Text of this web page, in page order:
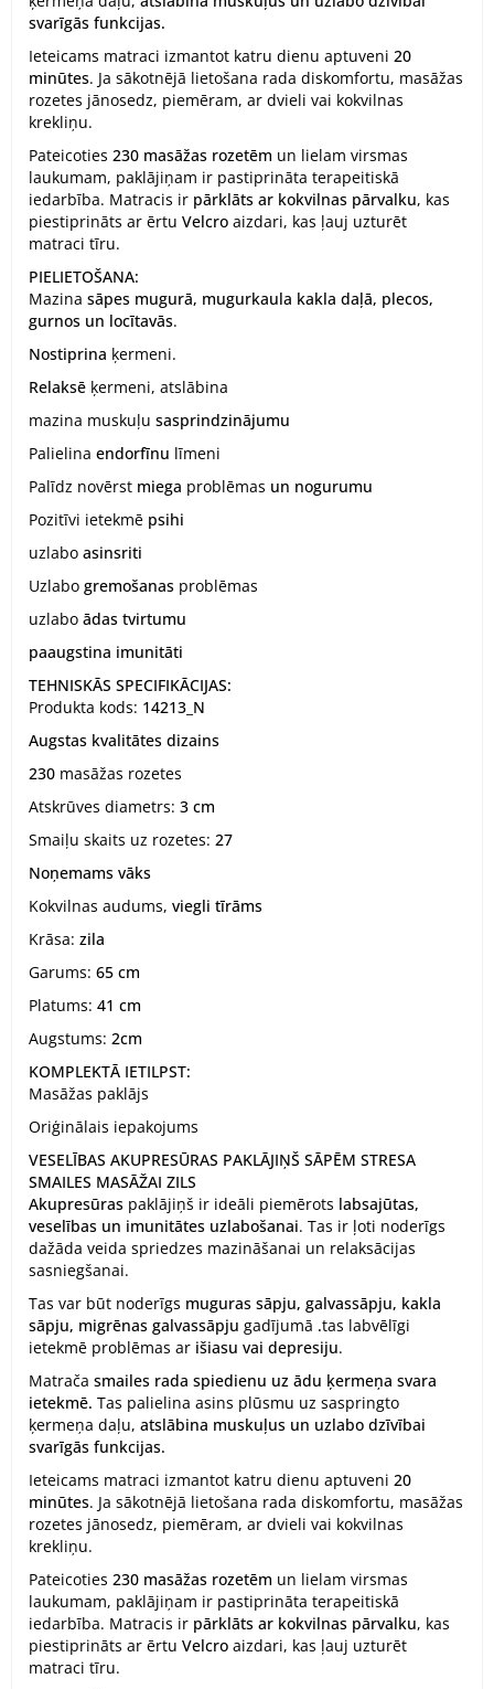
svarīgās funkcijas.
Ieteicams matraci izmantot katru dienu aptuveni 20
minūtes. Ja sākotnējā lietošana rada diskomfortu, masāžas
rozetes jānosedz, piemēram, ar dvieli vai kokvilnas
krekliņu.
Pateicoties 230 masāžas rozetēm un lielam virsmas
laukumam, paklājiņam ir pastiprināta terapeitiskā
iedarbība. Matracis ir pārklāts ar kokvilnas pārvalku, kas
piestiprināts ar ērtu Velcro aizdari, kas ļauj uzturēt
matraci tīru.
PIELIETOŠANA:
Mazina sāpes mugurā, mugurkaula kakla daļā, plecos,
gurnos un locītavās.
Nostiprina ķermeni.
Relaksē ķermeni, atslābina
mazina muskuļu sasprindzinājumu
Palielina endorfīnu līmeni
Palīdz novērst miega problēmas un nogurumu
Pozitīvi ietekmē psihi
uzlabo asinsriti
Uzlabo gremošanas problēmas
uzlabo ādas tvirtumu
paaugstina imunitāti
TEHNISKĀS SPECIFIKĀCIJAS:
Produkta kods: 14213_N
Augstas kvalitātes dizains
230 masāžas rozetes
Atskrūves diametrs: 3 cm
Smaiļu skaits uz rozetes: 27
Noņemams vāks
Kokvilnas audums, viegli tīrāms
Krāsa: zila
Garums: 65 cm
Platums: 41 cm
Augstums: 2cm
KOMPLEKTĀ IETILPST:
Masāžas paklājs
Oriģinālais iepakojums
VESELĪBAS AKUPRESŪRAS PAKLĀJIŅŠ SĀPĒM STRESA
SMAILES MASĀŽAI ZILS
Akupresūras paklājiņš ir ideāli piemērots labsajūtas,
veselības un imunitātes uzlabošanai. Tas ir ļoti noderīgs
dažāda veida spriedzes mazināšanai un relaksācijas
sasniegšanai.
Tas var būt noderīgs muguras sāpju, galvassāpju, kakla
sāpju, migrēnas galvassāpju gadījumā .tas labvēlīgi
ietekmē problēmas ar išiasu vai depresiju.
Matrača smailes rada spiedienu uz ādu ķermeņa svara
ietekmē. Tas palielina asins plūsmu uz saspringto
ķermeņa daļu, atslābina muskuļus un uzlabo dzīvībai
svarīgās funkcijas.
Ieteicams matraci izmantot katru dienu aptuveni 20
minūtes. Ja sākotnējā lietošana rada diskomfortu, masāžas
rozetes jānosedz, piemēram, ar dvieli vai kokvilnas
krekliņu.
Pateicoties 230 masāžas rozetēm un lielam virsmas
laukumam, paklājiņam ir pastiprināta terapeitiskā
iedarbība. Matracis ir pārklāts ar kokvilnas pārvalku, kas
piestiprināts ar ērtu Velcro aizdari, kas ļauj uzturēt
matraci tīru.